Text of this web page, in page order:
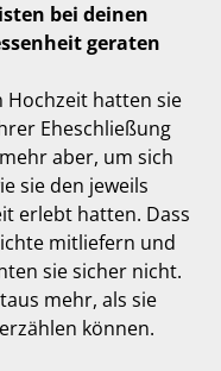
bei deinen
geraten
hatten sie
Eheschließung
aber, um sich
sie den jeweils
erlebt hatten. Dass
mitliefern und
sie sicher nicht.
mehr, als sie
können.